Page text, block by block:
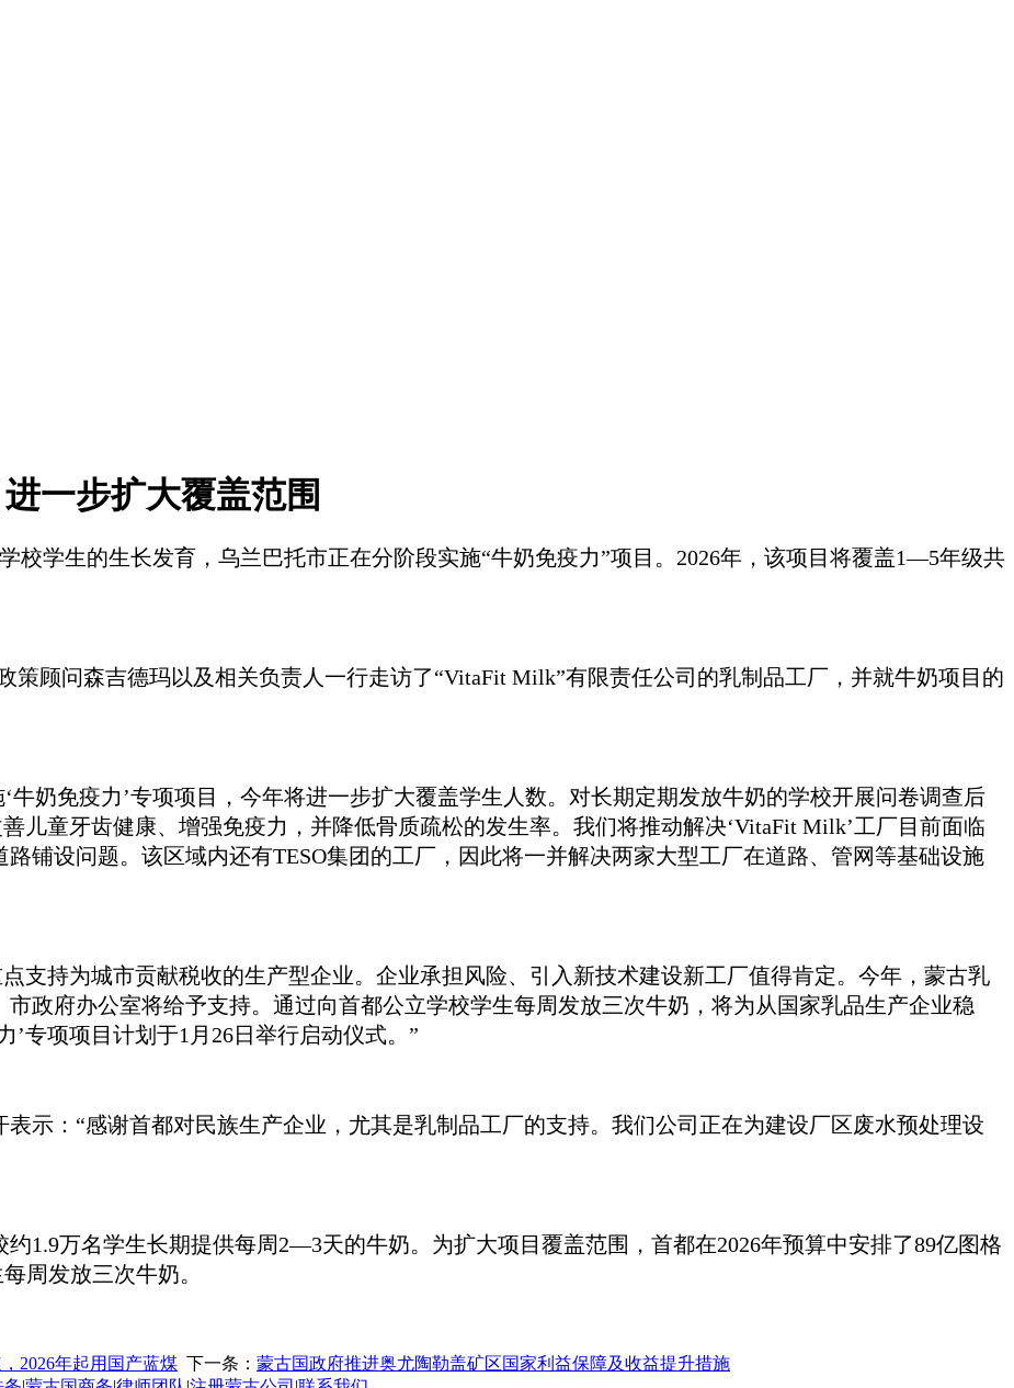
一步扩大覆盖范围
学生的生长发育，乌兰巴托市正在分阶段实施“牛奶免疫力”项目。2026年，该项目将覆盖1—5年级共
策顾问森吉德玛以及相关负责人一行走访了“VitaFit Milk”有限责任公司的乳制品工厂，并就牛奶项目的
牛奶免疫力’专项项目，今年将进一步扩大覆盖学生人数。对长期定期发放牛奶的学校开展问卷调查后
儿童牙齿健康、增强免疫力，并降低骨质疏松的发生率。我们将推动解决‘VitaFit Milk’工厂目前面临
铺设问题。该区域内还有TESO集团的工厂，因此将一并解决两家大型工厂在道路、管网等基础设施
点支持为城市贡献税收的生产型企业。企业承担风险、引入新技术建设新工厂值得肯定。今年，蒙古乳
政府办公室将给予支持。通过向首都公立学校学生每周发放三次牛奶，将为从国家乳品生产企业稳
’专项项目计划于1月26日举行启动仪式。”
示：“感谢首都对民族生产企业，尤其是乳制品工厂的支持。我们公司正在为建设厂区废水预处理设
约1.9万名学生长期提供每周2—3天的牛奶。为扩大项目覆盖范围，首都在2026年预算中安排了89亿图格
周发放三次牛奶。
2026年起用国产蓝煤 下一条： 蒙古国政府推进奥尤陶勒盖矿区国家利益保障及收益提升措施